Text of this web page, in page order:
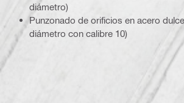
diámetro)
Punzonado de orificios en acero
diámetro con calibre 10)